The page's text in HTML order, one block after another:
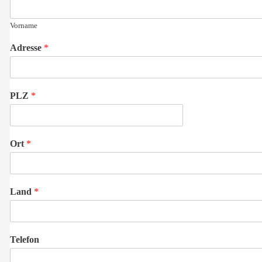
Vorname
Adresse *
PLZ *
Ort *
Land *
Telefon